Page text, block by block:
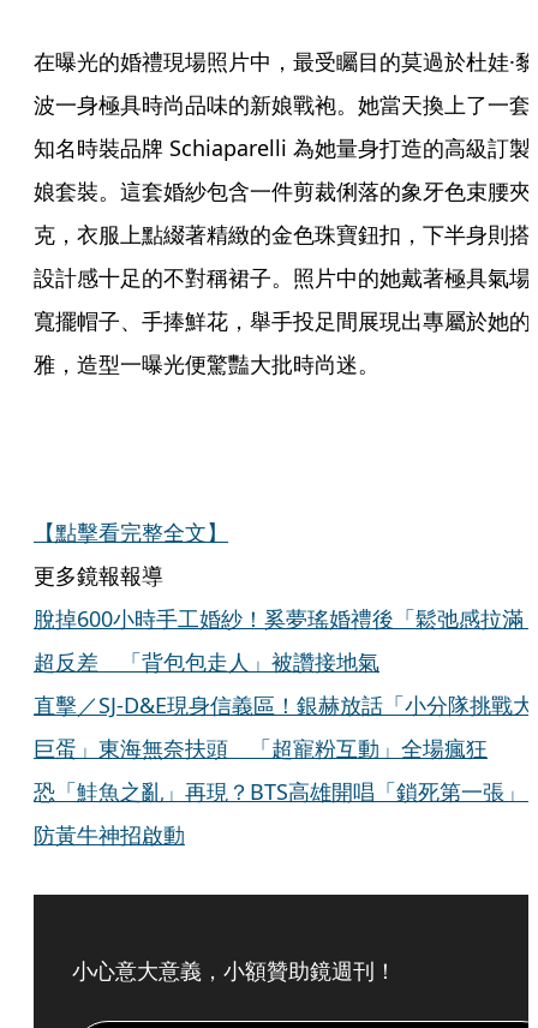
在曝光的婚禮現場照片中，最受矚目的莫過於杜娃·黎
波一身極具時尚品味的新娘戰袍。她當天換上了一套
知名時裝品牌 Schiaparelli 為她量身打造的高級訂製
娘套裝。這套婚紗包含一件剪裁俐落的象牙色束腰夾
克，衣服上點綴著精緻的金色珠寶鈕扣，下半身則搭
設計感十足的不對稱裙子。照片中的她戴著極具氣場
寬擺帽子、手捧鮮花，舉手投足間展現出專屬於她的
雅，造型一曝光便驚豔大批時尚迷。
【點擊看完整全文】
更多鏡報報導
脫掉600小時手工婚紗！奚夢瑤婚禮後「鬆弛感拉滿
超反差 「背包包走人」被讚接地氣
直擊／SJ-D&E現身信義區！銀赫放話「小分隊挑戰大
巨蛋」東海無奈扶頭 「超寵粉互動」全場瘋狂
恐「鮭魚之亂」再現？BTS高雄開唱「鎖死第一張
防黃牛神招啟動
小心意大意義，小額贊助鏡週刊！